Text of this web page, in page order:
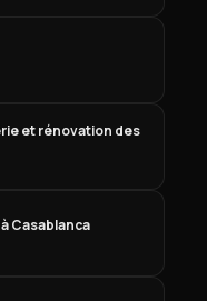
et rénovation des
Casablanca